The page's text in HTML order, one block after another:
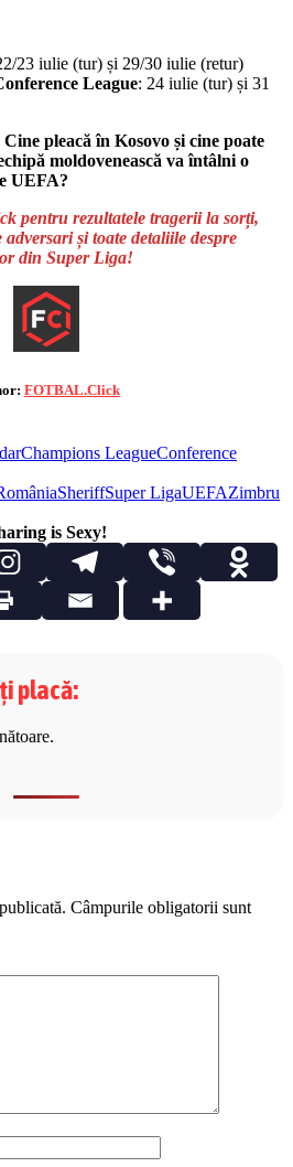
23 iulie (tur) și 29/30 iulie (retur)
League: 24 iulie (tur) și 31
pleacă în Kosovo și cine poate
moldovenească va întâlni o
UEFA?
pentru rezultatele tragerii la sorți,
și toate detaliile despre
din Super Liga!
FOTBAL.Click
Champions LeagueConference
SheriffSuper LigaUEFAZimbru
is Sexy!
placă:
Câmpurile obligatorii sunt